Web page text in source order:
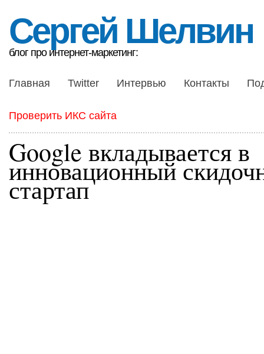
Сергей Шелвин
блог про интернет-маркетинг:
Главная Twitter Интервью Контакты
Проверить ИКС сайта
Google вкладывается в
инновационный
стартап